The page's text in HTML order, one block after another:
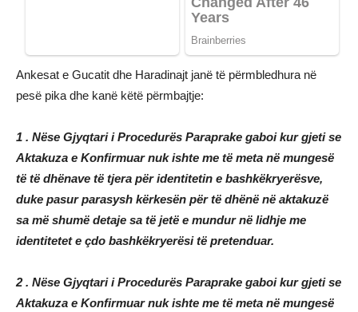
Ankesat e Gucatit dhe Haradinajt janë të përmbledhura në
pesë pika dhe kanë këtë përmbajtje:
1 . Nëse Gjyqtari i Procedurës Paraprake gaboi kur gjeti se
Aktakuza e Konfirmuar nuk ishte me të meta në mungesë
të të dhënave të tjera për identitetin e bashkëkryerësve,
duke pasur parasysh kërkesën për të dhënë në aktakuzë
sa më shumë detaje sa të jetë e mundur në lidhje me
identitetet e çdo bashkëkryerësi të pretenduar.
2 . Nëse Gjyqtari i Procedurës Paraprake gaboi kur gjeti se
Aktakuza e Konfirmuar nuk ishte me të meta në mungesë